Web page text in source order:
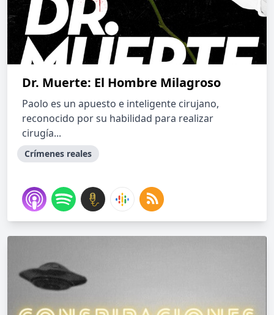
Dr. Muerte: El Hombre Milagroso
Paolo es un apuesto e inteligente cirujano,
reconocido por su habilidad para realizar
cirugía...
Crímenes reales